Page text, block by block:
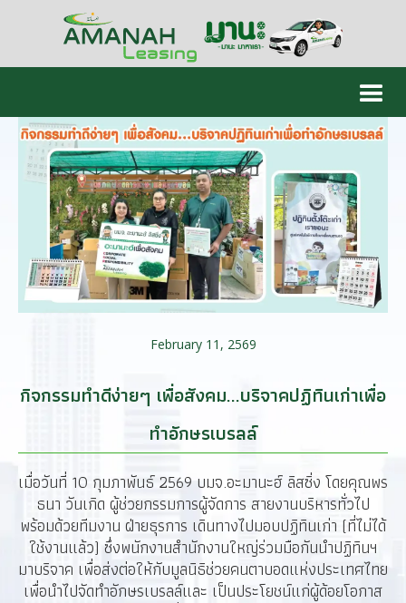
February 11, 2569
กิจกรรมทำดีง่ายๆ เพื่อสังคม...บริจาคปฏิทินเก่าเพื่อ
ทำอักษรเบรลล์
เมื่อวันที่ 10 กุมภาพันธ์ 2569 บมจ.อะมานะฮ์ ลิสซิ่ง โดยคุณพร
ธนา วันเกิด ผู้ช่วยกรรมการผู้จัดการ สายงานบริหารทั่วไป
พร้อมด้วยทีมงาน ฝ่ายธุรการ เดินทางไปมอบปฏิทินเก่า (ที่ไม่ได้
ใช้งานแล้ว) ซึ่งพนักงานสำนักงานใหญ่ร่วมมือกันนำปฏิทินฯ
มาบริจาค เพื่อส่งต่อให้กับมูลนิธิช่วยคนตาบอดแห่งประเทศไทย
เพื่อนำไปจัดทำอักษรเบรลล์และ เป็นประโยชน์แก่ผู้ด้อยโอกาส